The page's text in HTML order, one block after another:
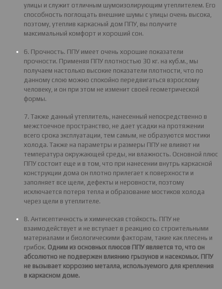
улицы и служит отличным шумоизолирующим утеплителем. Его
способность поглощать внешние шумы с улицы очень высока,
поэтому, утеплив каркасный дом ППУ, вы получите
максимальный комфорт и хороший сон.
6. Прочность. ППУ имеет очень хорошие показатели
прочности. Применяя ППУ плотностью 30 кг. на куб.м., мы
получаем настолько высокие показатели плотности, что по
данному слою можно спокойно передвигаться взрослому
человеку, и он при этом не изменит своей геометрической
формы.
7. Также данный утеплитель, нанесенный непосредственно в
межстоечное пространство, не дает усадки на протяжении
всего срока эксплуатации, тем самым, не образуются мостики
холода. Также на параметры и размеры ППУ не влияют ни
температура окружающей среды, ни влажность. Основной плюс
ППУ состоит еще и в том, что при нанесении внутрь каркасной
конструкции дома он плотно прилегает к поверхности и
заполняет все щели, дефекты и неровности, поэтому
исключается потеря тепла и образование мостиков холода
через щели в утеплителе.
8. Антисептичность и химическая стойкость. ППУ не
взаимодействует и не вступает в реакцию со строительными
материалами и биологическими факторам, такие как плесень и
грибок. Одним из основных плюсов ППУ является то, что он
абсолютно не подвержен влиянию грызунов и насекомых. ППУ
не вызывает коррозию металла, используемого для крепления
в каркасном доме.